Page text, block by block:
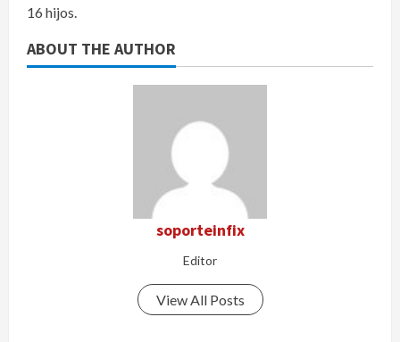
16 hijos.
ABOUT THE AUTHOR
soporteinfix
Editor
View All Posts